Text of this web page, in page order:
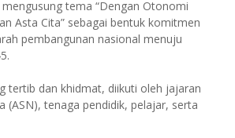
tema “Dengan Otonomi
Asta Cita” sebagai bentuk komitmen
pembangunan nasional menuju
tertib dan khidmat, diikuti oleh jajaran
(ASN), tenaga pendidik, pelajar, serta